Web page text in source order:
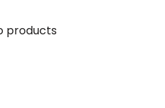
products